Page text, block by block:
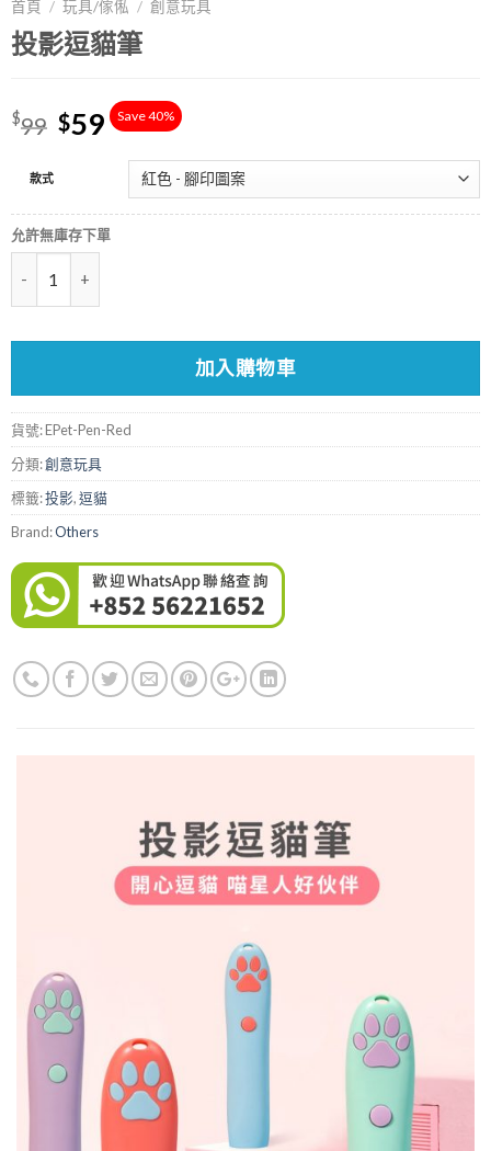
首頁 / 玩具/傢俬 / 創意玩具
投影逗貓筆
$99 $59 Save 40%
款式
允許無庫存下單
加入購物車
貨號:EPet-Pen-Red
分類:創意玩具
標籤:投影,逗貓
Brand:Others